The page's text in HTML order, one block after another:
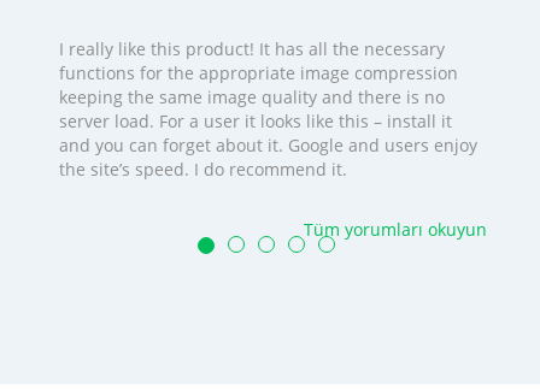
I really like this product! It has all the necessary
functions for the appropriate image compression
keeping the same image quality and there is no
server load. For a user it looks like this – install it
and you can forget about it. Google and users enjoy
the site’s speed. I do recommend it.
Tüm yorumları okuyun